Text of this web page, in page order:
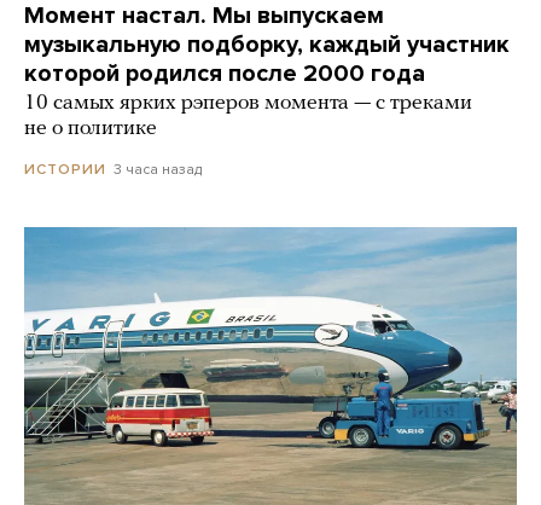
Момент настал. Мы выпускаем
музыкальную подборку, каждый участник
которой родился после 2000 года
10 самых ярких рэперов момента — с треками
не о политике
ИСТОРИИ 3 часа назад